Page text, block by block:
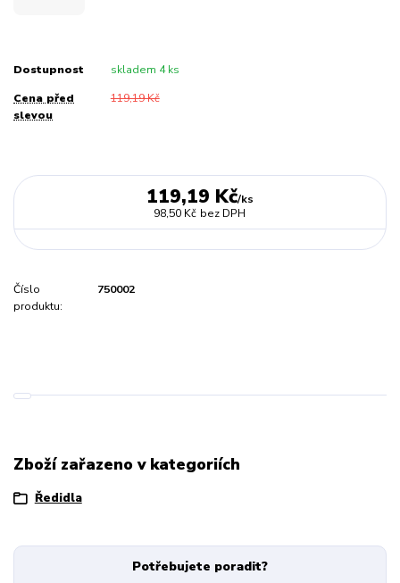
Dostupnost skladem 4 ks
Cena před
slevou
119,19 Kč
119,19 Kč/ks
98,50 Kč bez DPH
Číslo
produktu:
750002
Zboží zařazeno v kategoriích
Ředidla
Potřebujete poradit?